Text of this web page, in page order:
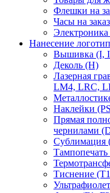
Флешки на
Часы на заказ
Электроника
Нанесение
Вышивка (I,
Деколь (H)
Лазерная
LM4, LRC,
Наклейки
Прямая
чернилами
Сублимация
Тиснение